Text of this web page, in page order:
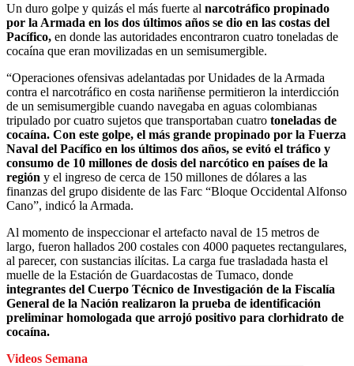
Un duro golpe y quizás el más fuerte al narcotráfico propinado
por la Armada en los dos últimos años se dio en las costas del
Pacífico, en donde las autoridades encontraron cuatro toneladas de
cocaína que eran movilizadas en un semisumergible.
“Operaciones ofensivas adelantadas por Unidades de la Armada
contra el narcotráfico en costa nariñense permitieron la interdicción
de un semisumergible cuando navegaba en aguas colombianas
tripulado por cuatro sujetos que transportaban cuatro toneladas de
cocaína. Con este golpe, el más grande propinado por la Fuerza
Naval del Pacífico en los últimos dos años, se evitó el tráfico y
consumo de 10 millones de dosis del narcótico en países de la
región y el ingreso de cerca de 150 millones de dólares a las
finanzas del grupo disidente de las Farc “Bloque Occidental Alfonso
Cano”, indicó la Armada.
Al momento de inspeccionar el artefacto naval de 15 metros de
largo, fueron hallados 200 costales con 4000 paquetes rectangulares,
al parecer, con sustancias ilícitas. La carga fue trasladada hasta el
muelle de la Estación de Guardacostas de Tumaco, donde
integrantes del Cuerpo Técnico de Investigación de la Fiscalía
General de la Nación realizaron la prueba de identificación
preliminar homologada que arrojó positivo para clorhidrato de
cocaína.
Videos Semana